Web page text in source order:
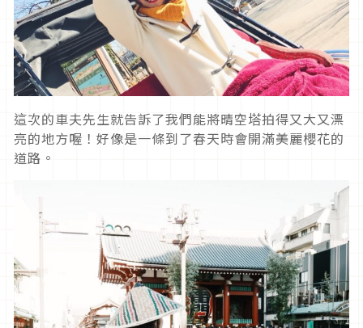
這次的車夫先生就告訴了我們能將晴空塔拍得又大又漂
亮的地方喔！好像是一條到了春天時會開滿美麗櫻花的
道路。